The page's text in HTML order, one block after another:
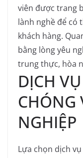
viên được trang
lành nghề để có
khách hàng.
bằng lòng yêu
trung thực, hòa
DỊCH
CHÓNG
NGHIỆP
Lựa chọn dịch